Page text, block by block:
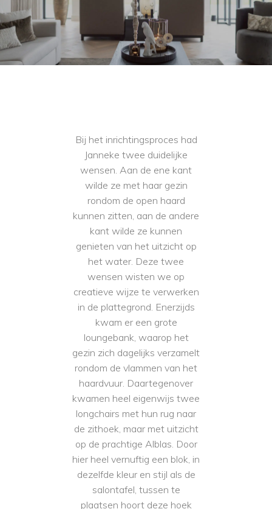
Bij het inrichtingsproces had
Janneke twee duidelijke
wensen. Aan de ene kant
wilde ze met haar gezin
rondom de open haard
kunnen zitten, aan de andere
kant wilde ze kunnen
genieten van het uitzicht op
het water. Deze twee
wensen wisten we op
creatieve wijze te verwerken
in de plattegrond. Enerzijds
kwam er een grote
loungebank, waarop het
gezin zich dagelijks verzamelt
rondom de vlammen van het
haardvuur. Daartegenover
kwamen heel eigenwijs twee
longchairs met hun rug naar
de zithoek, maar met uitzicht
op de prachtige Alblas. Door
hier heel vernuftig een blok, in
dezelfde kleur en stijl als de
salontafel, tussen te
plaatsen hoort deze hoek